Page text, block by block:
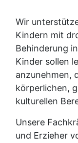
Wir
Kindern mit
Behinderung
Kinder sollen
anzunehmen,
körperlichen,
kulturellen
Unsere
und Erzieher